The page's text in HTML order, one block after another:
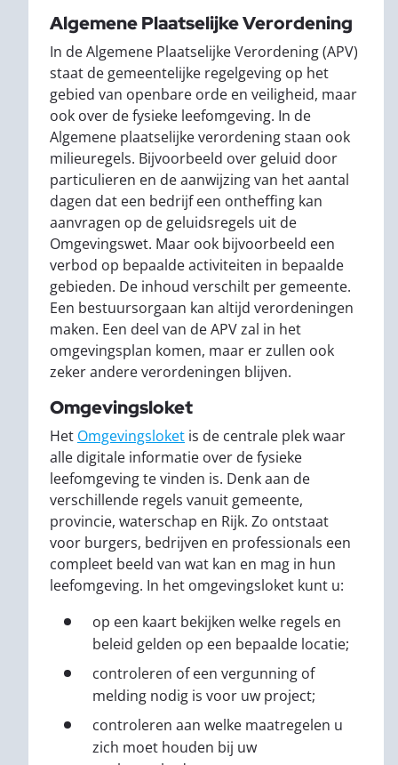
Algemene Plaatselijke Verordening
In de Algemene Plaatselijke Verordening (APV)
staat de gemeentelijke regelgeving op het
gebied van openbare orde en veiligheid, maar
ook over de fysieke leefomgeving. In de
Algemene plaatselijke verordening staan ook
milieuregels. Bijvoorbeeld over geluid door
particulieren en de aanwijzing van het aantal
dagen dat een bedrijf een ontheffing kan
aanvragen op de geluidsregels uit de
Omgevingswet. Maar ook bijvoorbeeld een
verbod op bepaalde activiteiten in bepaalde
gebieden. De inhoud verschilt per gemeente.
Een bestuursorgaan kan altijd verordeningen
maken. Een deel van de APV zal in het
omgevingsplan komen, maar er zullen ook
zeker andere verordeningen blijven.
Omgevingsloket
Het Omgevingsloket is de centrale plek waar
alle digitale informatie over de fysieke
leefomgeving te vinden is. Denk aan de
verschillende regels vanuit gemeente,
provincie, waterschap en Rijk. Zo ontstaat
voor burgers, bedrijven en professionals een
compleet beeld van wat kan en mag in hun
leefomgeving. In het omgevingsloket kunt u:
op een kaart bekijken welke regels en
beleid gelden op een bepaalde locatie;
controleren of een vergunning of
melding nodig is voor uw project;
controleren aan welke maatregelen u
zich moet houden bij uw